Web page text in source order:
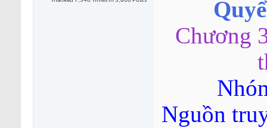
Chương
Nguồn